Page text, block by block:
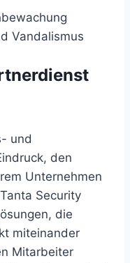
Vandalismus
und
den
Unternehmen
Security
die
miteinander
Mitarbeiter